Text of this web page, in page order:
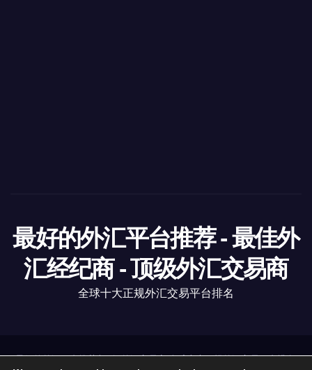
最好的外汇平台推荐 - 最佳外
汇经纪商 - 顶级外汇交易商
全球十大正规外汇交易平台排名
最好的外汇平台推荐|顶级外汇交易商全球十大正规外汇交易平台排名.